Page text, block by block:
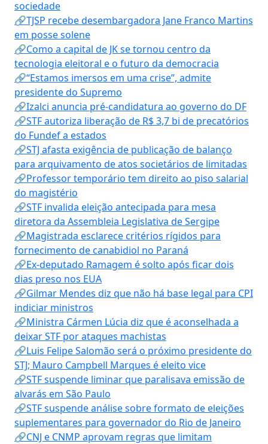
sociedade
🔗TJSP recebe desembargadora Jane Franco Martins
em posse solene
🔗Como a capital de JK se tornou centro da
tecnologia eleitoral e o futuro da democracia
🔗“Estamos imersos em uma crise”, admite
presidente do Supremo
🔗Izalci anuncia pré-candidatura ao governo do DF
🔗STF autoriza liberação de R$ 3,7 bi de precatórios
do Fundef a estados
🔗STJ afasta exigência de publicação de balanço
para arquivamento de atos societários de limitadas
🔗Professor temporário tem direito ao piso salarial
do magistério
🔗STF invalida eleição antecipada para mesa
diretora da Assembleia Legislativa de Sergipe
🔗Magistrada esclarece critérios rígidos para
fornecimento de canabidiol no Paraná
🔗Ex-deputado Ramagem é solto após ficar dois
dias preso nos EUA
🔗Gilmar Mendes diz que não há base legal para CPI
indiciar ministros
🔗Ministra Cármen Lúcia diz que é aconselhada a
deixar STF por ataques machistas
🔗Luis Felipe Salomão será o próximo presidente do
STJ; Mauro Campbell Marques é eleito vice
🔗STF suspende liminar que paralisava emissão de
alvarás em São Paulo
🔗STF suspende análise sobre formato de eleições
suplementares para governador do Rio de Janeiro
🔗CNJ e CNMP aprovam regras que limitam